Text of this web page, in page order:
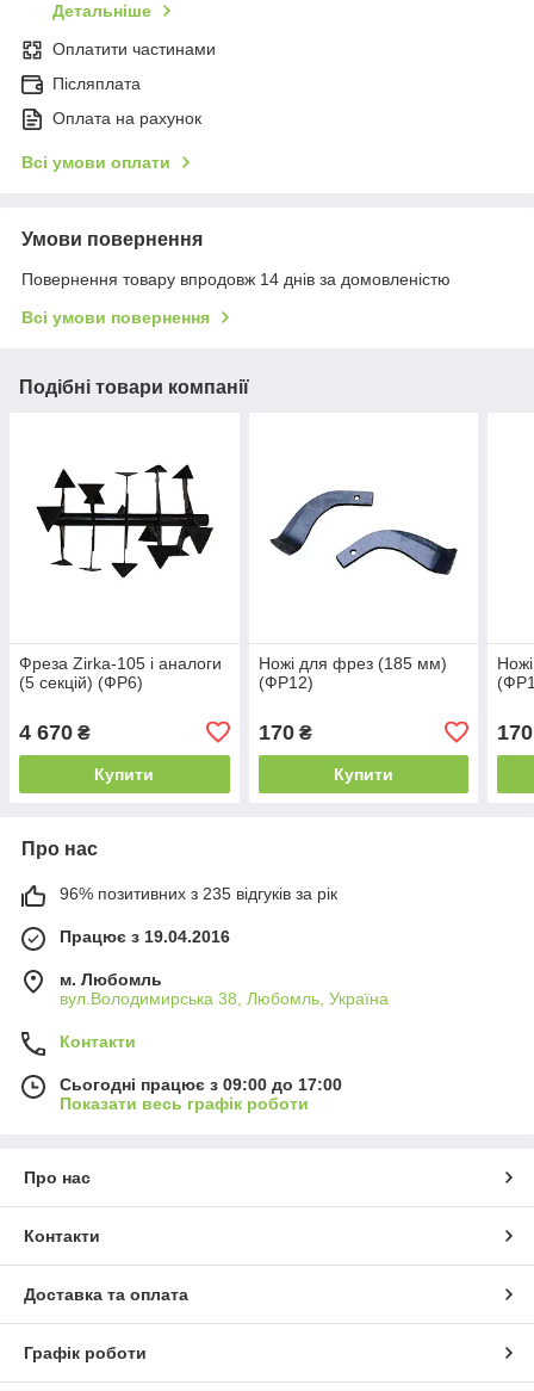
Детальніше
Оплатити частинами
Післяплата
Оплата на рахунок
Всі умови оплати
Умови повернення
Повернення товару впродовж 14 днів за домовленістю
Всі умови повернення
Подібні товари компанії
Фреза Zirka-105 і аналоги
(5 секцій) (ФР6)
4 670 ₴
Купити
Ножі для фрез (185 мм)
(ФР12)
170₴
Купити
170
Про нас
96% позитивних з 235 відгуків за рік
Працює з 19.04.2016
м. Любомль
вул.Володимирська 38, Любомль, Україна
Контакти
Сьогодні працює з 09:00 до 17:00
Показати весь графік роботи
Про нас
Контакти
Доставка та оплата
Графік роботи